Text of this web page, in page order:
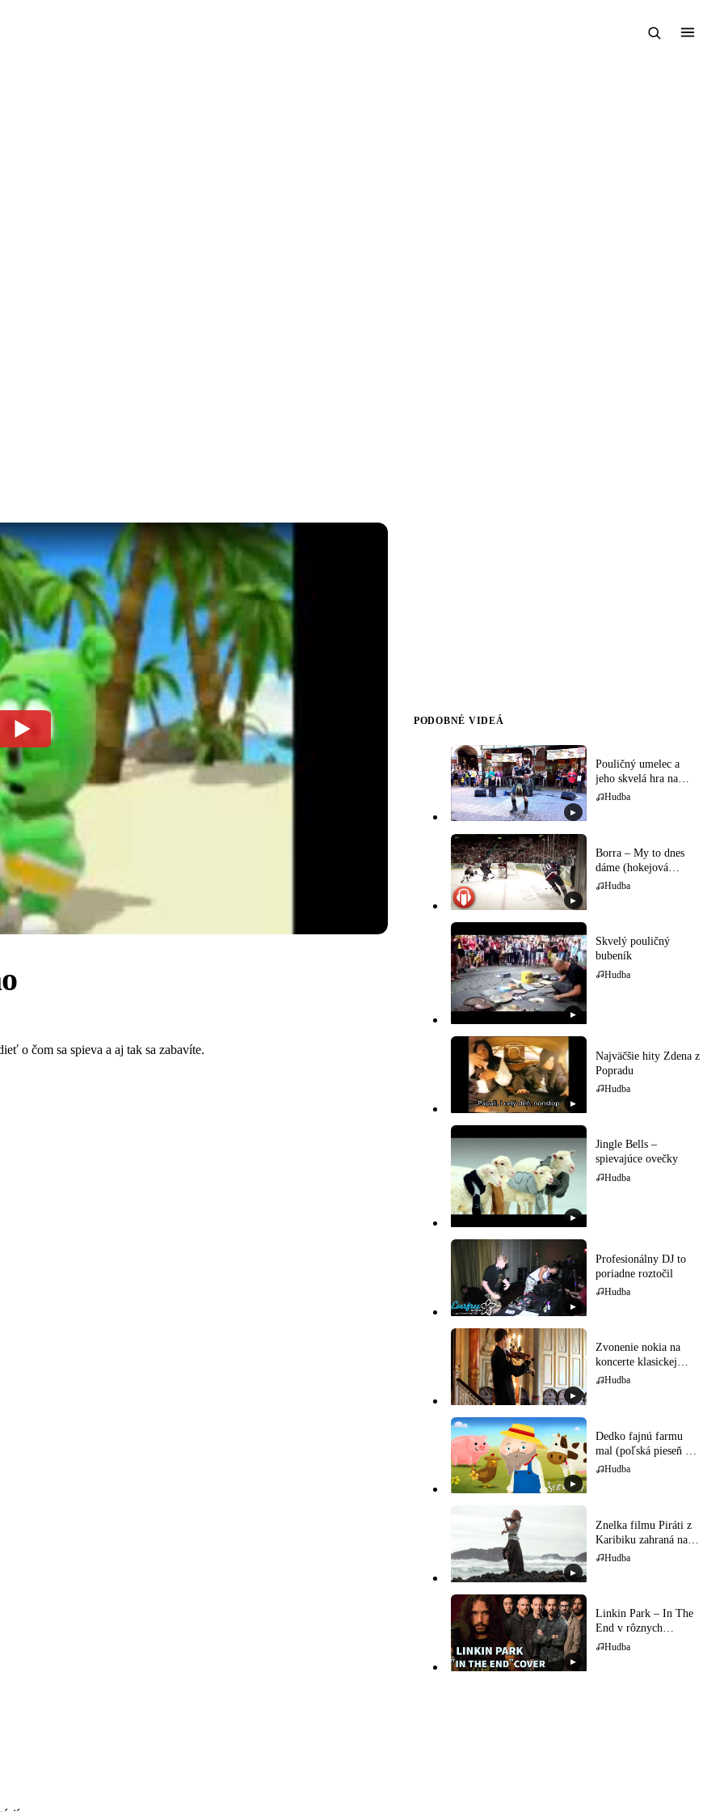
o čom sa spieva a aj tak sa zabavíte.
PODOBNÉ VIDEÁ
▶
Pouličný umelec a
jeho skvelá hra na
gajdy
Hudba
▶
Borra – My to dnes
dáme (hokejová
hymna)
Hudba
▶
Skvelý pouličný
bubeník
Hudba
▶
Najväčšie hity Zdena z
Popradu
Hudba
▶
Jingle Bells –
spievajúce ovečky
Hudba
▶
Profesionálny DJ to
poriadne roztočil
Hudba
▶
Zvonenie nokia na
koncerte klasickej
hudby
Hudba
▶
Dedko fajnú farmu
mal (poľská pieseň pre
deti)
Hudba
▶
Znelka filmu Piráti z
Karibiku zahraná na
husliach
Hudba
▶
Linkin Park – In The
End v rôznych
hudobných štýloch
Hudba